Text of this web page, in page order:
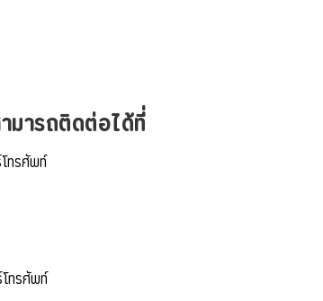
มารถติดต่อได้ที่
ทรศัพท์
ทรศัพท์